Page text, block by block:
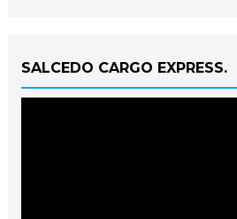
SALCEDO CARGO EXPRESS.